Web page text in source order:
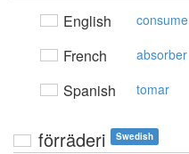
English consume
French absorber
Spanish tomar
förräderi Swedish